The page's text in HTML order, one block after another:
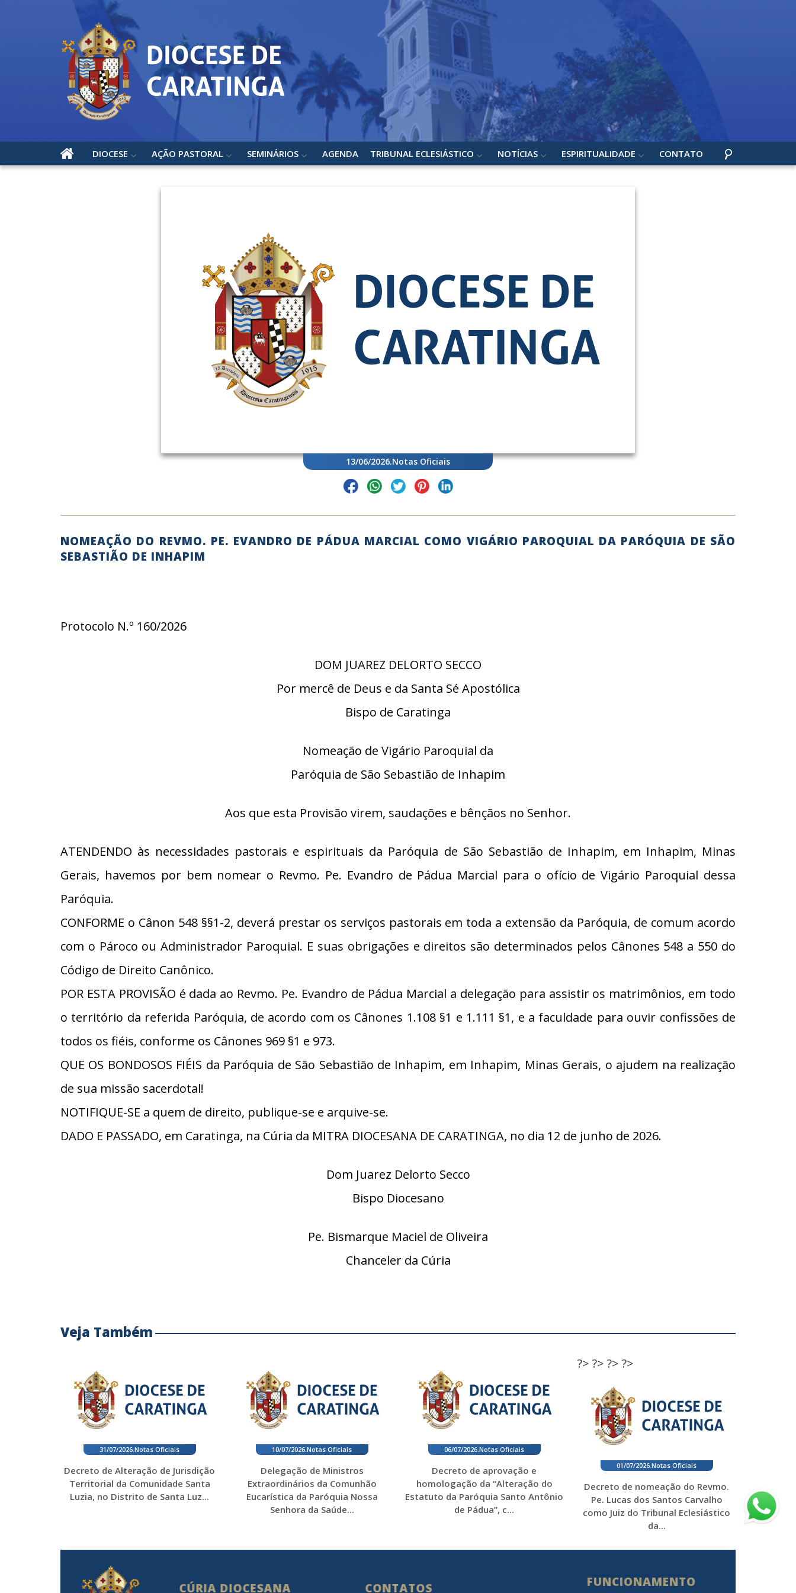
DIOCESE AÇÃO PASTORAL SEMINÁRIOS AGENDA TRIBUNAL ECLESIÁSTICO NOTÍCIAS ESPIRITUALIDADE CONTATO
13/06/2026.Notas Oficiais
NOMEAÇÃO DO REVMO. PE. EVANDRO DE PÁDUA MARCIAL COMO VIGÁRIO PAROQUIAL DA PARÓQUIA DE SÃO
SEBASTIÃO DE INHAPIM
Protocolo N.º 160/2026
DOM JUAREZ DELORTO SECCO
Por mercê de Deus e da Santa Sé Apostólica
Bispo de Caratinga
Nomeação de Vigário Paroquial da
Paróquia de São Sebastião de Inhapim
Aos que esta Provisão virem, saudações e bênçãos no Senhor.
ATENDENDO às necessidades pastorais e espirituais da Paróquia de São Sebastião de Inhapim, em Inhapim, Minas
Gerais, havemos por bem nomear o Revmo. Pe. Evandro de Pádua Marcial para o ofício de Vigário Paroquial dessa
Paróquia.
CONFORME o Cânon 548 §§1-2, deverá prestar os serviços pastorais em toda a extensão da Paróquia, de comum acordo
com o Pároco ou Administrador Paroquial. E suas obrigações e direitos são determinados pelos Cânones 548 a 550 do
Código de Direito Canônico.
POR ESTA PROVISÃO é dada ao Revmo. Pe. Evandro de Pádua Marcial a delegação para assistir os matrimônios, em todo
o território da referida Paróquia, de acordo com os Cânones 1.108 §1 e 1.111 §1, e a faculdade para ouvir confissões de
todos os fiéis, conforme os Cânones 969 §1 e 973.
QUE OS BONDOSOS FIÉIS da Paróquia de São Sebastião de Inhapim, em Inhapim, Minas Gerais, o ajudem na realização
de sua missão sacerdotal!
NOTIFIQUE-SE a quem de direito, publique-se e arquive-se.
DADO E PASSADO, em Caratinga, na Cúria da MITRA DIOCESANA DE CARATINGA, no dia 12 de junho de 2026.
Dom Juarez Delorto Secco
Bispo Diocesano
Pe. Bismarque Maciel de Oliveira
Chanceler da Cúria
Veja Também
?>
31/07/2026.Notas Oficiais
Decreto de Alteração de Jurisdição
Territorial da Comunidade Santa
Luzia, no Distrito de Santa Luz...
?>
10/07/2026.Notas Oficiais
Delegação de Ministros
Extraordinários da Comunhão
Eucarística da Paróquia Nossa
Senhora da Saúde...
?>
06/07/2026.Notas Oficiais
Decreto de aprovação e
homologação da “Alteração do
Estatuto da Paróquia Santo Antônio
de Pádua”, c...
?>
01/07/2026.Notas Oficiais
Decreto de nomeação do Revmo.
Pe. Lucas dos Santos Carvalho
como Juiz do Tribunal Eclesiástico
da...
CÚRIA DIOCESANA CONTATOS FUNCIONAMENTO